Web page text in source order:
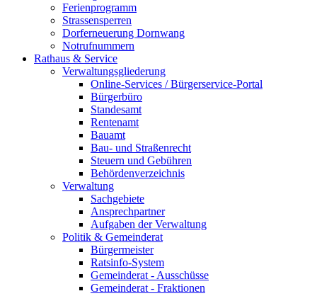
Ferienprogramm
Strassensperren
Dorferneuerung Dornwang
Notrufnummern
Rathaus & Service
Verwaltungsgliederung
Online-Services / Bürgerservice-Portal
Bürgerbüro
Standesamt
Rentenamt
Bauamt
Bau- und Straßenrecht
Steuern und Gebühren
Behördenverzeichnis
Verwaltung
Sachgebiete
Ansprechpartner
Aufgaben der Verwaltung
Politik & Gemeinderat
Bürgermeister
Ratsinfo-System
Gemeinderat - Ausschüsse
Gemeinderat - Fraktionen